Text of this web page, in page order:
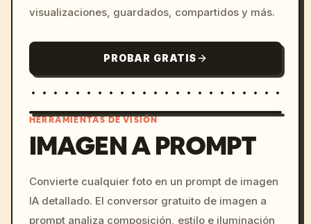
visualizaciones, guardados, compartidos y más.
PROBAR GRATIS
c, cyberpunk sunset, neon
colors, 8k --v 6.0
HERRAMIENTAS DE VISIÓN
IMAGEN A PROMPT
Convierte cualquier foto en un prompt de imagen
IA detallado. El conversor gratuito de imagen a
prompt analiza composición, estilo e iluminación